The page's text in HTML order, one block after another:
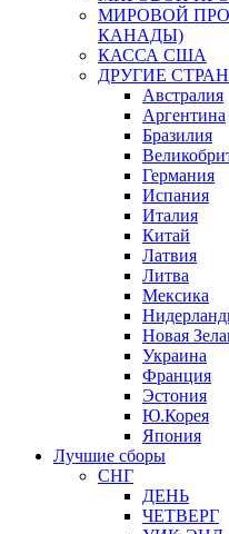
МИРОВОЙ
КАНАДЫ)
КАССА США
ДРУГИЕ
Австралия
Аргентина
Бразилия
Германия
Испания
Италия
Китай
Латвия
Литва
Мексика
Новая
Украина
Франция
Эстония
Ю.Корея
Япония
Лучшие сборы
СНГ
ДЕНЬ
ЧЕТВЕРГ